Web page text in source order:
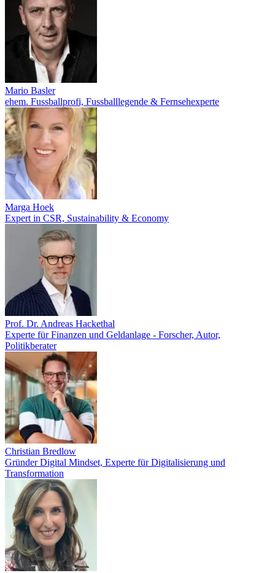
Mario Basler
ehem. Fussballprofi, Fussballlegende & Fernsehexperte
Marga Hoek
Expert in CSR, Sustainability & Economy
Prof. Dr. Andreas Hackethal
Experte für Finanzen und Geldanlage - Forscher, Autor,
Politikberater
Christian Bredlow
Gründer Digital Mindset, Experte für Digitalisierung und
Transformation